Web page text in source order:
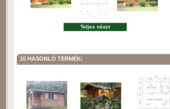
Teljes nézet
10 HASONLÓ TERMÉK: